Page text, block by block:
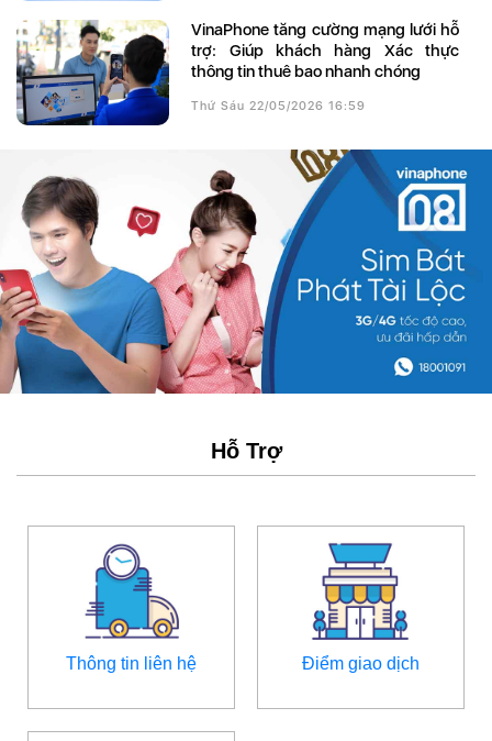
VinaPhone tăng cường mạng lưới hỗ
trợ: Giúp khách hàng Xác thực
thông tin thuê bao nhanh chóng
Thứ Sáu 22/05/2026 16:59
Hỗ Trợ
Thông tin liên hệ Điểm giao dịch